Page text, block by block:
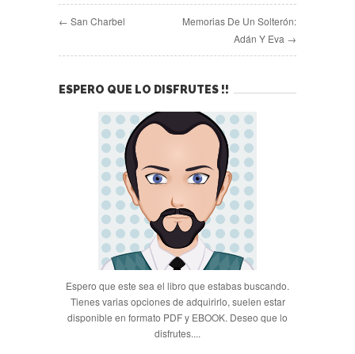
← San Charbel
Memorias De Un Solterón:
Adán Y Eva →
ESPERO QUE LO DISFRUTES !!
Espero que este sea el libro que estabas buscando.
Tienes varias opciones de adquirirlo, suelen estar
disponible en formato PDF y EBOOK. Deseo que lo
disfrutes....